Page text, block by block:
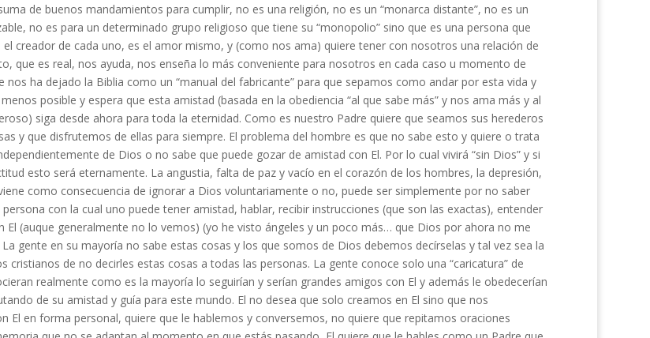
de buenos mandamientos para cumplir, no es una religión, no es un “monarca distante”, no es un
no es para un determinado grupo religioso que tiene su “monopolio” sino que es una persona que
creador de cada uno, es el amor mismo, y (como nos ama) quiere tener con nosotros una relación de
que es real, nos ayuda, nos enseña lo más conveniente para nosotros en cada caso u momento de
nos ha dejado la Biblia como un “manual del fabricante” para que sepamos como andar por esta vida y
posible y espera que esta amistad (basada en la obediencia “al que sabe más” y nos ama más y al
siga desde ahora para toda la eternidad. Como es nuestro Padre quiere que seamos sus herederos
y que disfrutemos de ellas para siempre. El problema del hombre es que no sabe esto y quiere o trata
de Dios o no sabe que puede gozar de amistad con El. Por lo cual vivirá “sin Dios” y si
esto será eternamente. La angustia, falta de paz y vacío en el corazón de los hombres, la depresión,
como consecuencia de ignorar a Dios voluntariamente o no, puede ser simplemente por no saber
con la cual uno puede tener amistad, hablar, recibir instrucciones (que son las exactas), entender
El (auque generalmente no lo vemos) (yo he visto ángeles y un poco más… que Dios por ahora no me
gente en su mayoría no sabe estas cosas y los que somos de Dios debemos decírselas y tal vez sea la
cristianos de no decirles estas cosas a todas las personas. La gente conoce solo una “caricatura” de
realmente como es la mayoría lo seguirían y serían grandes amigos con El y además le obedecerían
de su amistad y guía para este mundo. El no desea que solo creamos en El sino que nos
El en forma personal, quiere que le hablemos y conversemos, no quiere que repitamos oraciones